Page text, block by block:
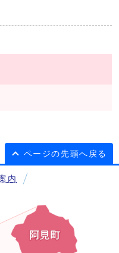
ページの先頭へ戻る
内